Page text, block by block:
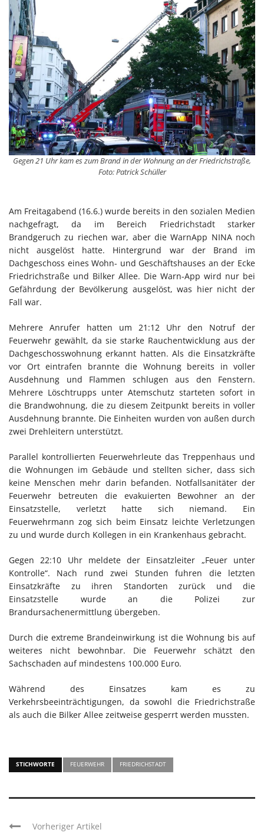
Gegen 21 Uhr kam es zum Brand in der Wohnung an der Friedrichstraße,
Foto: Patrick Schüller
Am Freitagabend (16.6.) wurde bereits in den sozialen Medien
nachgefragt, da im Bereich Friedrichstadt starker
Brandgeruch zu riechen war, aber die WarnApp NINA noch
nicht ausgelöst hatte. Hintergrund war der Brand im
Dachgeschoss eines Wohn- und Geschäftshauses an der Ecke
Friedrichstraße und Bilker Allee. Die Warn-App wird nur bei
Gefährdung der Bevölkerung ausgelöst, was hier nicht der
Fall war.
Mehrere Anrufer hatten um 21:12 Uhr den Notruf der
Feuerwehr gewählt, da sie starke Rauchentwicklung aus der
Dachgeschosswohnung erkannt hatten. Als die Einsatzkräfte
vor Ort eintrafen brannte die Wohnung bereits in voller
Ausdehnung und Flammen schlugen aus den Fenstern.
Mehrere Löschtrupps unter Atemschutz starteten sofort in
die Brandwohnung, die zu diesem Zeitpunkt bereits in voller
Ausdehnung brannte. Die Einheiten wurden von außen durch
zwei Drehleitern unterstützt.
Parallel kontrollierten Feuerwehrleute das Treppenhaus und
die Wohnungen im Gebäude und stellten sicher, dass sich
keine Menschen mehr darin befanden. Notfallsanitäter der
Feuerwehr betreuten die evakuierten Bewohner an der
Einsatzstelle, verletzt hatte sich niemand. Ein
Feuerwehrmann zog sich beim Einsatz leichte Verletzungen
zu und wurde durch Kollegen in ein Krankenhaus gebracht.
Gegen 22:10 Uhr meldete der Einsatzleiter „Feuer unter
Kontrolle“. Nach rund zwei Stunden fuhren die letzten
Einsatzkräfte zu ihren Standorten zurück und die
Einsatzstelle wurde an die Polizei zur
Brandursachenermittlung übergeben.
Durch die extreme Brandeinwirkung ist die Wohnung bis auf
weiteres nicht bewohnbar. Die Feuerwehr schätzt den
Sachschaden auf mindestens 100.000 Euro.
Während des Einsatzes kam es zu
Verkehrsbeeinträchtigungen, da sowohl die Friedrichstraße
als auch die Bilker Allee zeitweise gesperrt werden mussten.
STICHWORTE FEUERWEHR FRIEDRICHSTADT
Vorheriger Artikel